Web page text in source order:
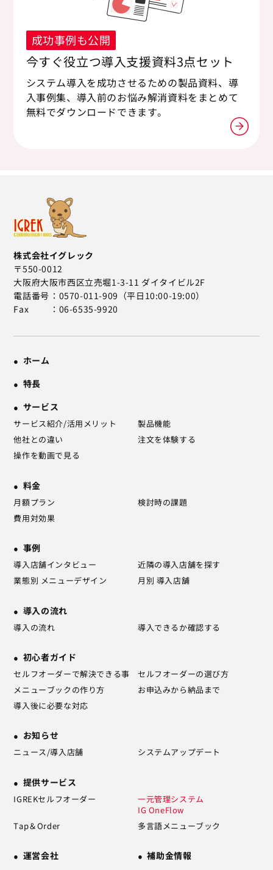
成功事例も公開
今すぐ役立つ導入支援資料3点セット
システム導入を成功させるための製品資料、導
入事例集、導入前のお悩み解消資料をまとめて
無料でダウンロードできます。
株式会社イグレック
〒550-0012
大阪府大阪市西区立売堀1-3-11 ダイタイビル2F
電話番号
0570-011-909（平日10:00-19:00）
Fax
06-6535-9920
ホーム
特長
サービス
サービス紹介/活用メリット
製品機能
他社との違い
注文を体験する
操作を動画で見る
料金
月額プラン
検討時の課題
費用対効果
事例
導入店舗インタビュー
近隣の導入店舗を探す
業態別 メニューデザイン
月別 導入店舗
導入の流れ
導入の流れ 導入できるか確認する
初心者ガイド
セルフオーダーで解決できる事
セルフオーダーの選び方
メニューブックの作り方
お申込みから納品まで
導入後に必要な対応
お知らせ
ニュース/導入店舗 システムアップデート
提供サービス
IGREKセルフオーダー
一元管理システム
IG OneFlow
Tap＆Order
多言語メニューブック
運営会社 補助金情報